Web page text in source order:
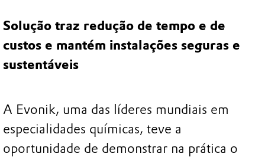
Solução traz redução de tempo e de
custos e mantém instalações seguras e
sustentáveis
A Evonik, uma das líderes mundiais em
especialidades químicas, teve a
oportunidade de demonstrar na prática o